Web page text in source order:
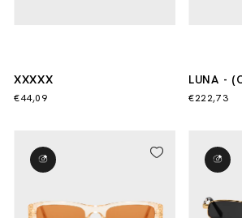
XXXXX
€44,09
LUNA -
€222,73